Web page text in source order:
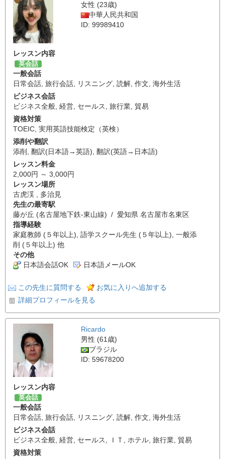
女性 (23歳)
中華人民共和国
ID: 99989410
レッスン内容
英会話
一般会話
日常会話 旅行会話 リスニング 読解 作文 海外生活
ビジネス会話
ビジネス全般 経営 セールス 旅行業 貿易
資格対策
TOEIC 実用英語技能検定（英検）
添削や翻訳
添削
翻訳(日本語→英語) 翻訳(英語→日本語)
レッスン料金
2,000円 ～ 3,000円
レッスン場所
古虎渓 , 多治見
先生の最寄駅
藤が丘 (名古屋地下鉄-東山線) / 愛知県 名古屋市名東区
指導経験
家庭教師 (５年以上), 語学スクール先生 (５年以上), 一般添
削 (５年以上) 他
その他
日本語会話OK
日本語メールOK
この先生に質問する
お気に入りへ追加する
詳細プロフィールを見る
Ricardo
男性 (61歳)
ブラジル
ID: 59678200
レッスン内容
英会話
一般会話
日常会話, 旅行会話, リスニング, 読解, 作文, 海外生活
ビジネス会話
ビジネス全般, 経営, セールス, ＩＴ , ホテル, 旅行業, 貿易
資格対策